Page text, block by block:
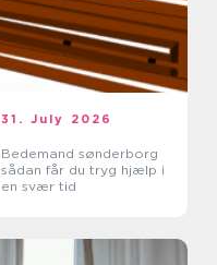
31. July 2026
Bedemand sønderborg
sådan får du tryg hjælp i
en svær tid